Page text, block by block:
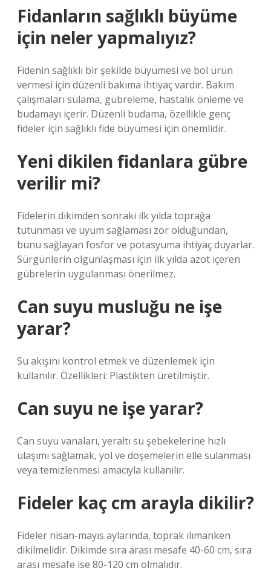
Fidanların sağlıklı büyüme
için neler yapmalıyız?
Fidenin sağlıklı bir şekilde büyümesi ve bol ürün
vermesi için düzenli bakıma ihtiyaç vardır. Bakım
çalışmaları sulama, gübreleme, hastalık önleme ve
budamayı içerir. Düzenli budama, özellikle genç
fideler için sağlıklı fide büyümesi için önemlidir.
Yeni dikilen fidanlara gübre
verilir mi?
Fidelerin dikimden sonraki ilk yılda toprağa
tutunması ve uyum sağlaması zor olduğundan,
bunu sağlayan fosfor ve potasyuma ihtiyaç duyarlar.
Sürgünlerin olgunlaşması için ilk yılda azot içeren
gübrelerin uygulanması önerilmez.
Can suyu musluğu ne işe
yarar?
Su akışını kontrol etmek ve düzenlemek için
kullanılır. Özellikleri: Plastikten üretilmiştir.
Can suyu ne işe yarar?
Can suyu vanaları, yeraltı su şebekelerine hızlı
ulaşımı sağlamak, yol ve döşemelerin elle sulanması
veya temizlenmesi amacıyla kullanılır.
Fideler kaç cm arayla dikilir?
Fideler nisan-mayıs aylarında, toprak ılımanken
dikilmelidir. Dikimde sıra arası mesafe 40-60 cm, sıra
arası mesafe ise 80-120 cm olmalıdır.